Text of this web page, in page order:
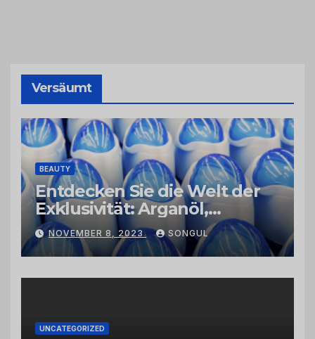
Versäumt
BEAUTY
Entdecken Sie die Welt der
Exklusivität: Arganöl,
Kaktusfeigenkernöl und
Schwarzkümmelöl von
vertrauenswürdigen
Großhändlern und Anbietern
NOVEMBER 8, 2023 SONGUL
UNCATEGORIZED